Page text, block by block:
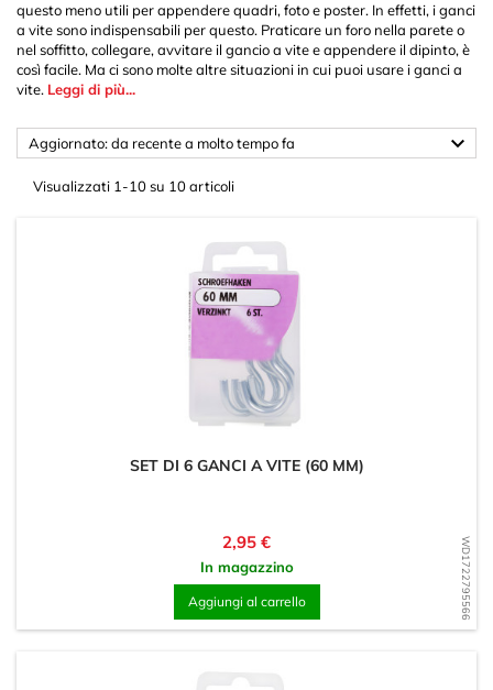
questo meno utili per appendere quadri, foto e poster. In effetti, i ganci
a vite sono indispensabili per questo. Praticare un foro nella parete o
nel soffitto, collegare, avvitare il gancio a vite e appendere il dipinto, è
così facile. Ma ci sono molte altre situazioni in cui puoi usare i ganci a
vite. Leggi di più...
Aggiornato: da recente a molto tempo fa 
Visualizzati 1-10 su 10 articoli
WD1722795566
SET DI 6 GANCI A VITE (60 MM)
Prezzo
2,95 €
In magazzino
Aggiungi al carrello